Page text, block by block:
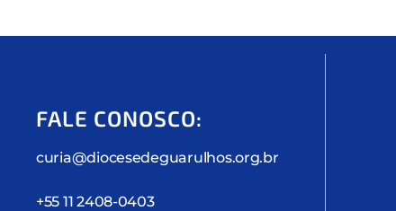
FALE CONOSCO:
curia@diocesedeguarulhos.org.br
+55 11 2408-0403